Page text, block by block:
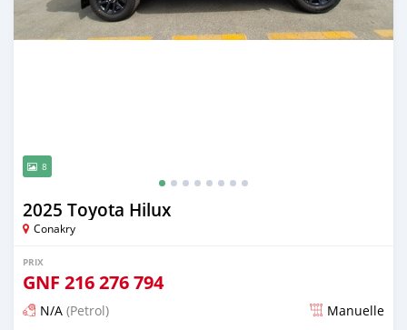
8
2025 Toyota Hilux
Conakry
PRIX
GNF 216 276 794
N/A (Petrol) Manuelle